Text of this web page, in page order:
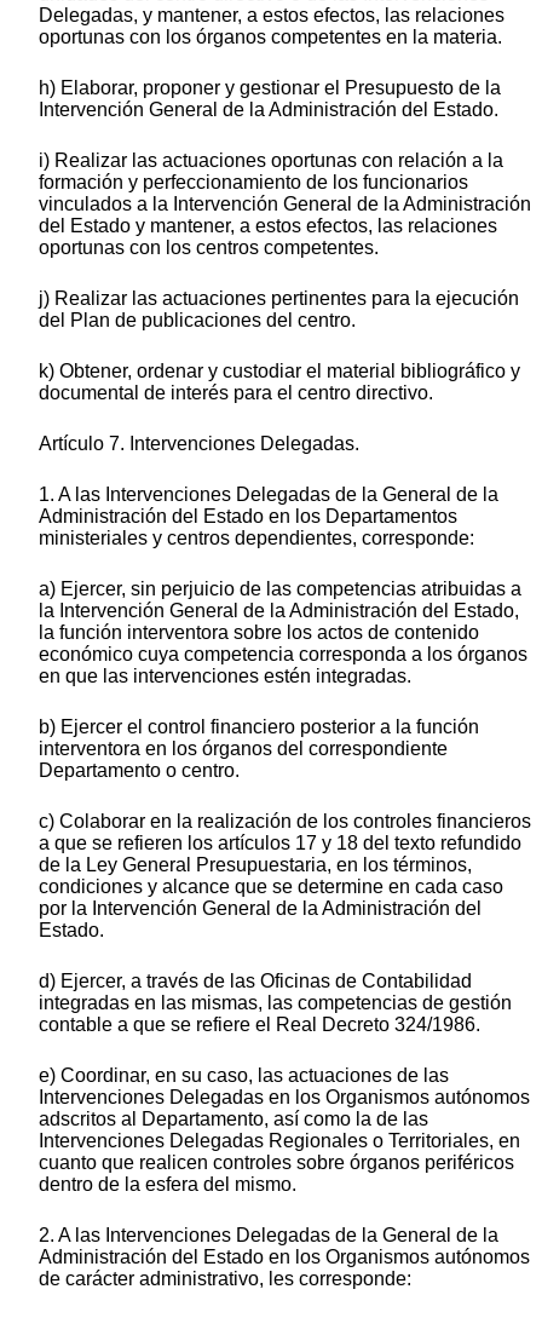
Delegadas, y mantener, a estos efectos, las relaciones
oportunas con los órganos competentes en la materia.
h) Elaborar, proponer y gestionar el Presupuesto de la
Intervención General de la Administración del Estado.
i) Realizar las actuaciones oportunas con relación a la
formación y perfeccionamiento de los funcionarios
vinculados a la Intervención General de la Administración
del Estado y mantener, a estos efectos, las relaciones
oportunas con los centros competentes.
j) Realizar las actuaciones pertinentes para la ejecución
del Plan de publicaciones del centro.
k) Obtener, ordenar y custodiar el material bibliográfico y
documental de interés para el centro directivo.
Artículo 7. Intervenciones Delegadas.
1. A las Intervenciones Delegadas de la General de la
Administración del Estado en los Departamentos
ministeriales y centros dependientes, corresponde:
a) Ejercer, sin perjuicio de las competencias atribuidas a
la Intervención General de la Administración del Estado,
la función interventora sobre los actos de contenido
económico cuya competencia corresponda a los órganos
en que las intervenciones estén integradas.
b) Ejercer el control financiero posterior a la función
interventora en los órganos del correspondiente
Departamento o centro.
c) Colaborar en la realización de los controles financieros
a que se refieren los artículos 17 y 18 del texto refundido
de la Ley General Presupuestaria, en los términos,
condiciones y alcance que se determine en cada caso
por la Intervención General de la Administración del
Estado.
d) Ejercer, a través de las Oficinas de Contabilidad
integradas en las mismas, las competencias de gestión
contable a que se refiere el Real Decreto 324/1986.
e) Coordinar, en su caso, las actuaciones de las
Intervenciones Delegadas en los Organismos autónomos
adscritos al Departamento, así como la de las
Intervenciones Delegadas Regionales o Territoriales, en
cuanto que realicen controles sobre órganos periféricos
dentro de la esfera del mismo.
2. A las Intervenciones Delegadas de la General de la
Administración del Estado en los Organismos autónomos
de carácter administrativo, les corresponde: